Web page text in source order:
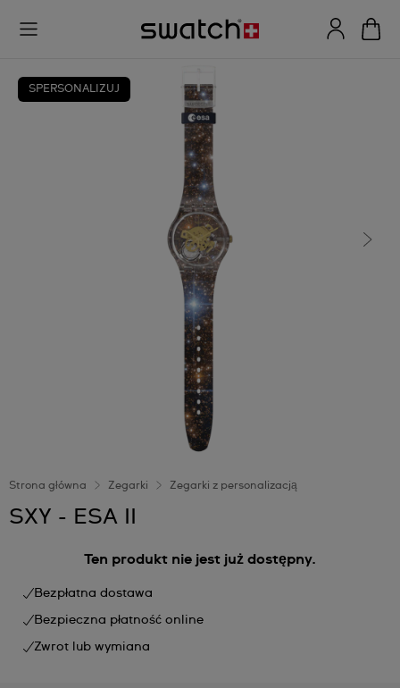
SPERSONALIZUJ
Strona główna Zegarki Zegarki z personalizacją
SXY - ESA II
Ten produkt nie jest już dostępny.
Bezpłatna dostawa
Bezpieczna płatność online
Zwrot lub wymiana